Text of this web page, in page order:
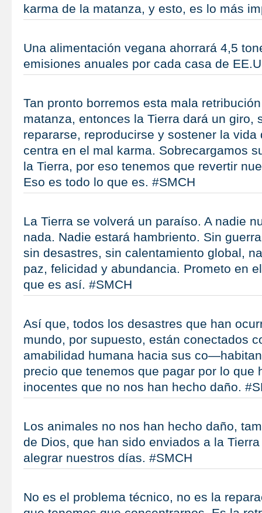
karma de la matanza, y esto, es lo más
Una alimentación vegana ahorrará 4,5
emisiones anuales por cada casa de
Tan pronto borremos esta mala
matanza, entonces la Tierra dará un giro,
repararse, reproducirse y sostener la vida
centra en el mal karma. Sobrecargamos
la Tierra, por eso tenemos que revertir
Eso es todo lo que es. #SMCH
La Tierra se volverá un paraíso. A nadie
nada. Nadie estará hambriento. Sin
sin desastres, sin calentamiento global,
paz, felicidad y abundancia. Prometo en
que es así. #SMCH
Así que, todos los desastres que han
mundo, por supuesto, están conectados
amabilidad humana hacia sus
precio que tenemos que pagar por lo que
inocentes que no nos han hecho daño.
Los animales no nos han hecho daño,
de Dios, que han sido enviados a la
alegrar nuestros días. #SMCH
No es el problema técnico, no es la